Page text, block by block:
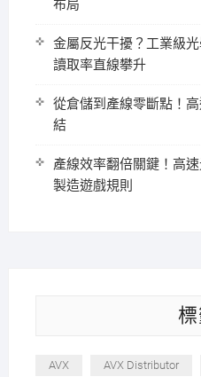
布局
金屬反光干擾？工業級
讀取率直線攀升
從倉儲到產線零斷點！
結
產線效率翻倍關鍵！高
製造遊戲規則
AVX AVX Distributor